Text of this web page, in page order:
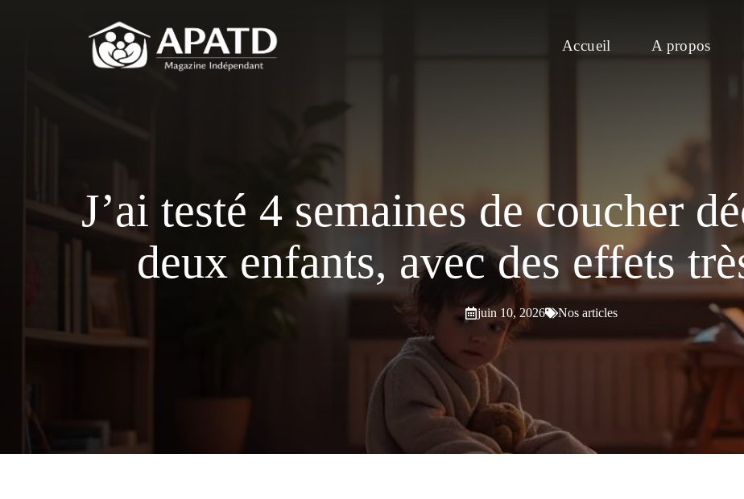
Accueil A propos
J’ai testé 4 semaines de coucher
deux enfants, avec des effets
juin 10, 2026 Nos articles